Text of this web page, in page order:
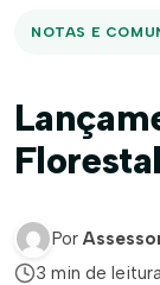
NOTAS E
Florestal
Por
3 min de leitura